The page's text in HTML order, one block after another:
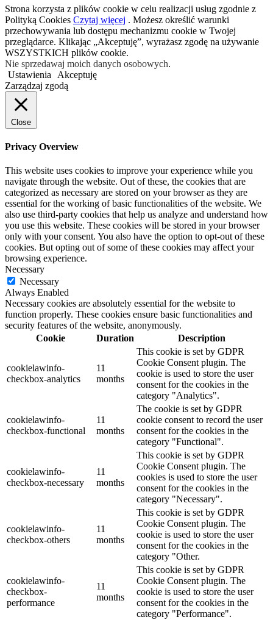
Strona korzysta z plików cookie w celu realizacji usług zgodnie z
Polityką Cookies Czytaj więcej . Możesz określić warunki
przechowywania lub dostępu mechanizmu cookie w Twojej
przeglądarce. Klikając „Akceptuję”, wyrażasz zgodę na używanie
WSZYSTKICH plików cookie.
Nie sprzedawaj moich danych osobowych.
Ustawienia
Akceptuję
Zarządzaj zgodą
Close
Privacy Overview
This website uses cookies to improve your experience while you
navigate through the website. Out of these, the cookies that are
categorized as necessary are stored on your browser as they are
essential for the working of basic functionalities of the website. We
also use third-party cookies that help us analyze and understand how
you use this website. These cookies will be stored in your browser
only with your consent. You also have the option to opt-out of these
cookies. But opting out of some of these cookies may affect your
browsing experience.
Necessary
Necessary
Always Enabled
Necessary cookies are absolutely essential for the website to
function properly. These cookies ensure basic functionalities and
security features of the website, anonymously.
Cookie
Duration Description
cookielawinfo-
checkbox-analytics
11
months
This cookie is set by GDPR
Cookie Consent plugin. The
cookie is used to store the user
consent for the cookies in the
category "Analytics".
cookielawinfo-
checkbox-functional
11
months
The cookie is set by GDPR
cookie consent to record the user
consent for the cookies in the
category "Functional".
cookielawinfo-
checkbox-necessary
11
months
This cookie is set by GDPR
Cookie Consent plugin. The
cookies is used to store the user
consent for the cookies in the
category "Necessary".
cookielawinfo-
checkbox-others
11
months
This cookie is set by GDPR
Cookie Consent plugin. The
cookie is used to store the user
consent for the cookies in the
category "Other.
cookielawinfo-
checkbox-
performance
11
months
This cookie is set by GDPR
Cookie Consent plugin. The
cookie is used to store the user
consent for the cookies in the
category "Performance".